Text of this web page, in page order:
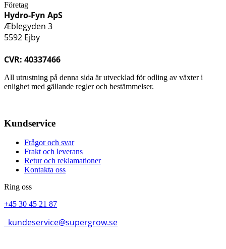
Företag
Hydro-Fyn ApS
Æblegyden 3
5592 Ejby
CVR: 40337466
All utrustning på denna sida är utvecklad för odling av växter i
enlighet med gällande regler och bestämmelser.
Kundservice
Frågor och svar
Frakt och leverans
Retur och reklamationer
Kontakta oss
Ring oss
+45 30 45 21 87
kundeservice@supergrow.se